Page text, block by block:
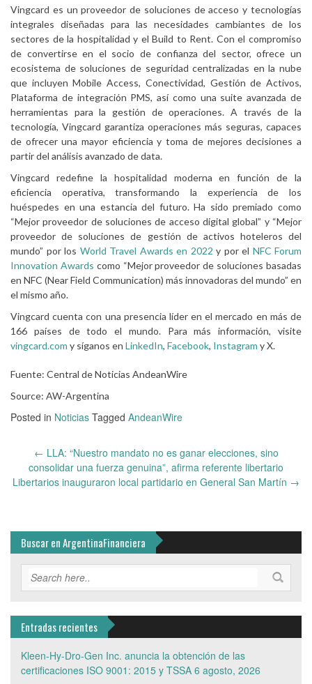
Vingcard es un proveedor de soluciones de acceso y tecnologías
integrales diseñadas para las necesidades cambiantes de los
sectores de la hospitalidad y el Build to Rent. Con el compromiso
de convertirse en el socio de confianza del sector, ofrece un
ecosistema de soluciones de seguridad centralizadas en la nube
que incluyen Mobile Access, Conectividad, Gestión de Activos,
Plataforma de integración PMS, así como una suite avanzada de
herramientas para la gestión de operaciones. A través de la
tecnología, Vingcard garantiza operaciones más seguras, capaces
de ofrecer una mayor eficiencia y toma de mejores decisiones a
partir del análisis avanzado de data.
Vingcard redefine la hospitalidad moderna en función de la
eficiencia operativa, transformando la experiencia de los
huéspedes en una estancia del futuro. Ha sido premiado como
“Mejor proveedor de soluciones de acceso digital global” y “Mejor
proveedor de soluciones de gestión de activos hoteleros del
mundo” por los World Travel Awards en 2022 y por el NFC Forum
Innovation Awards como “Mejor proveedor de soluciones basadas
en NFC (Near Field Communication) más innovadoras del mundo” en
el mismo año.
Vingcard cuenta con una presencia líder en el mercado en más de
166 países de todo el mundo. Para más información, visite
vingcard.com y síganos en LinkedIn, Facebook, Instagram y X.
Fuente: Central de Noticias AndeanWire
Source: AW-Argentina
Posted in Noticias Tagged AndeanWire
navigation
← LLA: “Nuestro mandato no es ganar elecciones, sino
consolidar una fuerza genuina”, afirma referente libertario
Libertarios inauguraron local partidario en General San Martín →
Buscar en ArgentinaFinanciera
Entradas recientes
Kleen-Hy-Dro-Gen Inc. anuncia la obtención de las
certificaciones ISO 9001: 2015 y TSSA 6 agosto, 2026